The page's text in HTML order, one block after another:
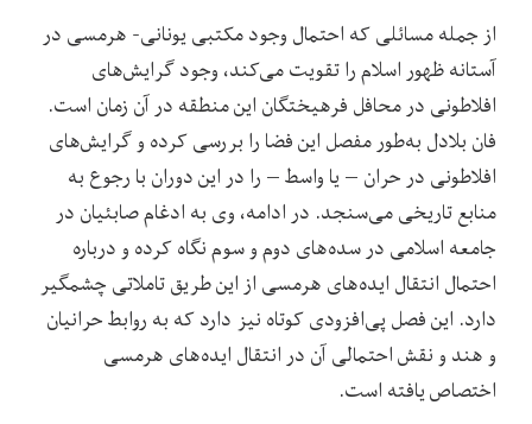
از جمله مسائلی که احتمال وجود مکتبی یونانی- هرمسی در
آستانه ظهور اسلام را تقویت می‌کند، وجود گرایش‌های
افلاطونی در محافل فرهیختگان این منطقه در آن زمان است.
فان بلادل به‌طور مفصل این فضا را بررسی کرده و گرایش‌های
افلاطونی در حران – یا واسط – را در این دوران با رجوع به
منابع تاریخی می‌سنجد. در ادامه، وی به ادغام صابئیان در
جامعه اسلامی در سده‌های دوم و سوم نگاه کرده و درباره
احتمال انتقال ایده‌های هرمسی از این طریق تاملاتی چشمگیر
دارد. این فصل پی‌افزودی کوتاه نیز دارد که به روابط حرانیان
و هند و نقش احتمالی آن در انتقال ایده‌های هرمسی
اختصاص یافته است.